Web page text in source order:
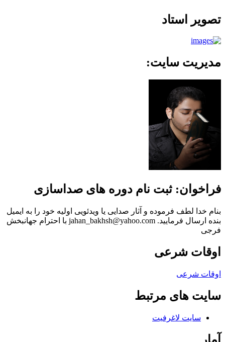
تصویر استاد
مدیریت سایت:
فراخوان: ثبت نام دوره های صداسازی
بنام خدا لطف فرموده و آثار صدایی یا ویدئویی اولیه خود را به ایمیل
بنده ارسال فرمایید. jahan_bakhsh@yahoo.com با احترام جهانبخش
فرجی
اوقات شرعی
اوقات شرعی
سایت های مرتبط
سایت لاغرفیت
آمار